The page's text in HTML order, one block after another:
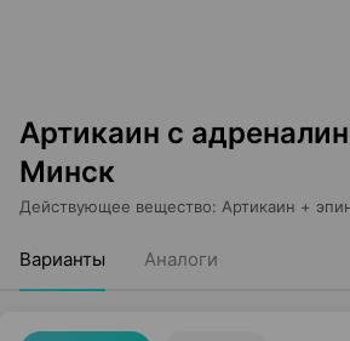
Артикаин с
Минск
Действующее вещество: Артикаин +
Варианты Аналоги